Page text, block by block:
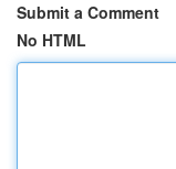
Submit a Comment
No HTML